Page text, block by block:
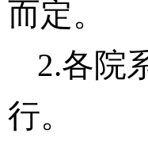
而定。
2.各院
行。